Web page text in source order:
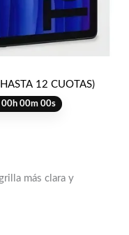
12 CUOTAS)
00h00m00s
más clara y